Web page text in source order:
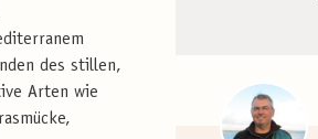
des stillen,
Arten wie